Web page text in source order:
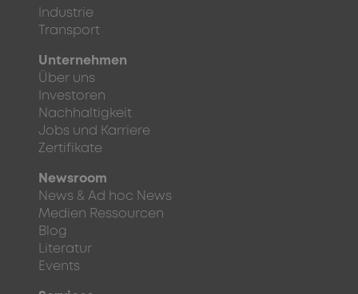
Industrie
Transport
Unternehmen
Über uns
Investoren
Nachhaltigkeit
Jobs und Karriere
Zertifikate
Newsroom
News & Ad hoc News
Medien Ressourcen
Blog
Literatur
Events